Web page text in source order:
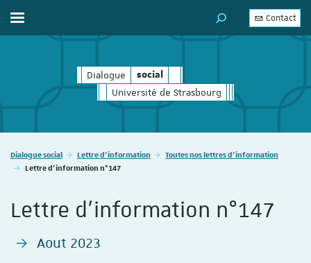
Dialogue social
social
Université de Strasbourg
Afficher / masquer le menu MOTEUR DE
Contact
Vous êtes ici :
Dialogue social Lettre d'information
Toutes nos lettres d'information
Lettre d'information n°147
Lettre d'information n°147
Aout 2023